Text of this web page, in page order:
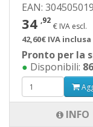
EAN:
34 ,92
€ IVA escl.
42,60€ IVA inclusa
Pronto per la
● Disponibili: 86
INFO